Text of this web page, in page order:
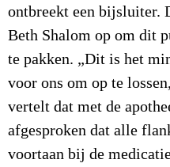
ontbreekt een bijsluiter.
Beth Shalom op om dit
te pakken. „Dit is het
voor ons om op te
vertelt dat met de
afgesproken dat alle
voortaan bij de